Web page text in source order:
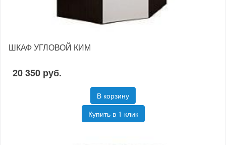
ШКАФ УГЛОВОЙ КИМ
20 350 руб.
В корзину
Купить в 1 клик